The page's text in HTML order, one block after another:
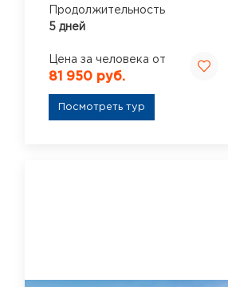
Продолжительность
5 дней
Цена за человека от
81 950 руб.
Посмотреть тур